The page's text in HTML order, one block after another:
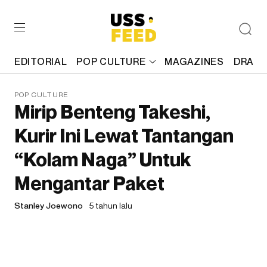
EDITORIAL POP CULTURE MAGAZINES
POP CULTURE
Mirip Benteng Takeshi,
Kurir Ini Lewat Tantangan
“Kolam Naga” Untuk
Mengantar Paket
Stanley Joewono 5 tahun lalu